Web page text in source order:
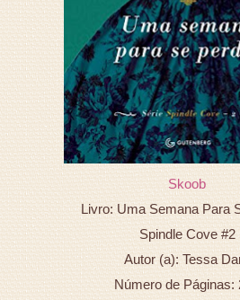
Skoob
Livro: Uma Semana Para
Spindle Cove #2
Autor (a): Tessa
Número de Páginas: